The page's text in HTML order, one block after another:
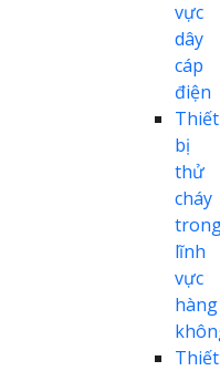
vực
dây
cáp
điện
Thiết
bị
thử
cháy
lĩnh
vực
hàng
Thiết